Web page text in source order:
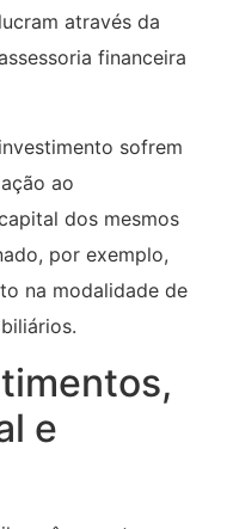
através da
financeira
sofrem
ao
dos mesmos
por exemplo,
na modalidade de
e